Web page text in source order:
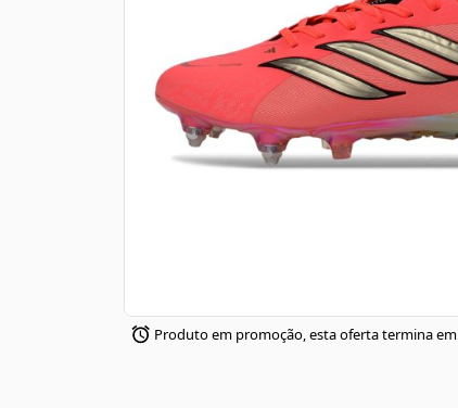
Produto em promoção, esta oferta termina em